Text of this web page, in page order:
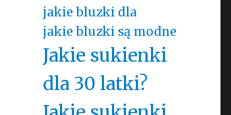
jakie bluzki dla
jakie bluzki są modne
Jakie sukienki
dla 30 latki?